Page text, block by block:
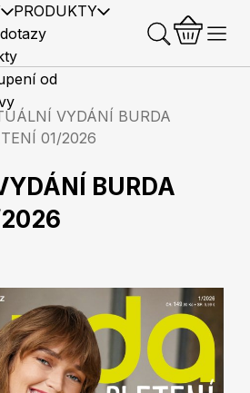
PRODUKTY
Elle Decoration
Merch
od
VYDÁNÍ BURDA
01/2026
BURDA